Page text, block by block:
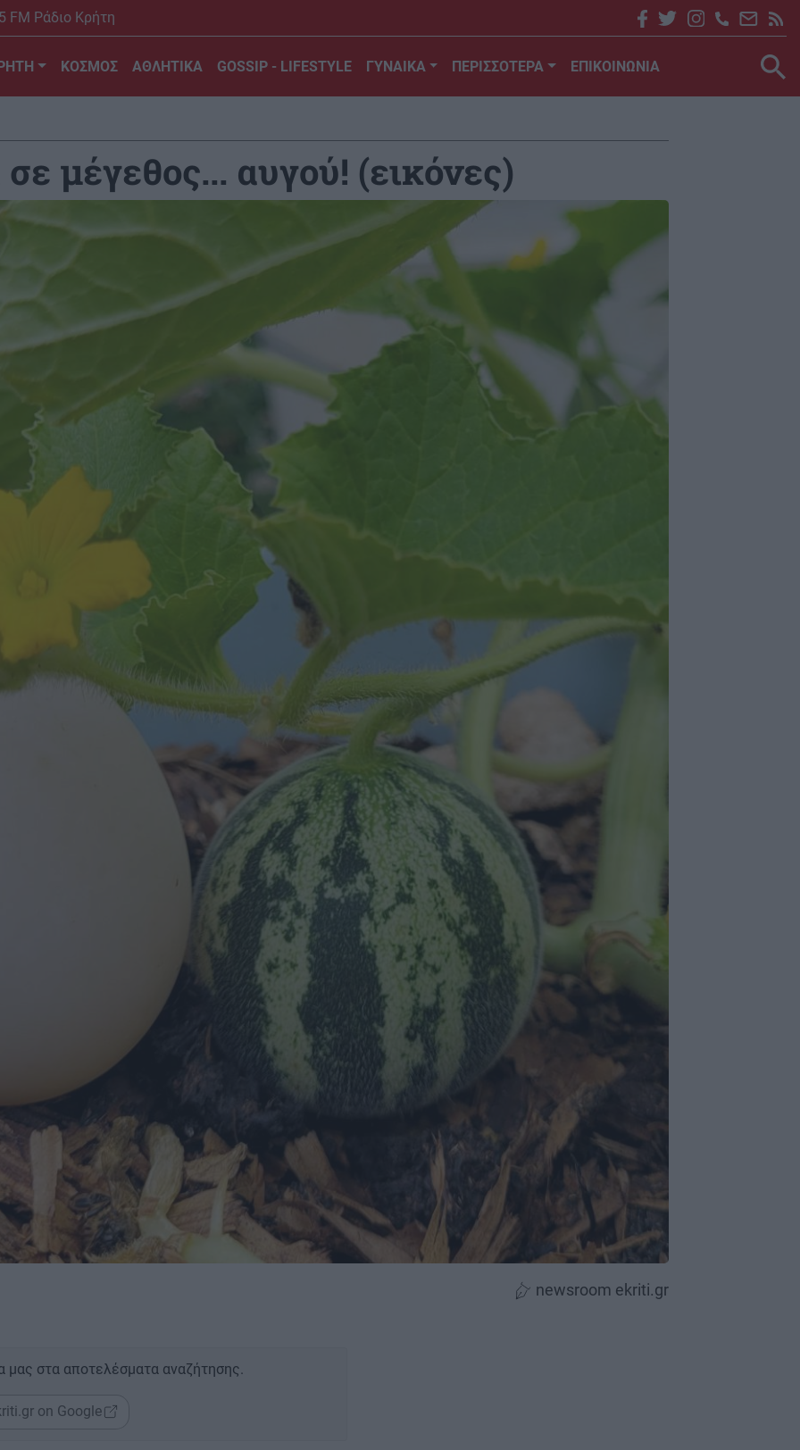
FM Ράδιο Κρήτη
ΚΟΣΜΟΣ ΑΘΛΗΤΙΚΑ GOSSIP - LIFESTYLE ΓΥΝΑΙΚΑ ΠΕΡΙΣΣΟΤΕΡΑ ΕΠΙΚΟΙΝΩΝΙΑ
μέγεθος... αυγού! (εικόνες)
newsroom ekriti.gr
μας στα αποτελέσματα αναζήτησης.
on Google